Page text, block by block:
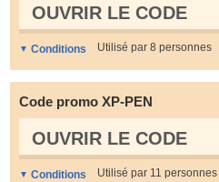
OUVRIR LE СODE
Conditions Utilisé par 8 personnes
Code promo XP-PEN
OUVRIR LE СODE
Conditions Utilisé par 11 personnes